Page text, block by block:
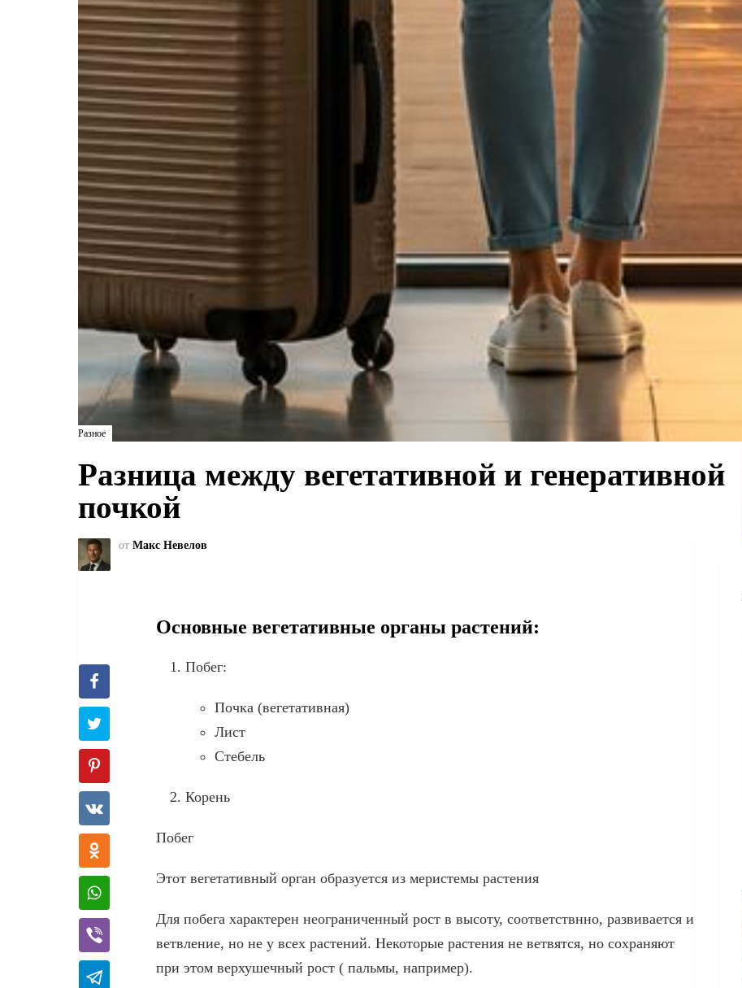
Разное
Разница между вегетативной и генеративной
почкой
от Макс Невелов
Основные вегетативные органы растений:
Побег:
Почка (вегетативная)
Лист
Стебель
Корень
Побег
Этот вегетативный орган образуется из меристемы растения
Для побега характерен неограниченный рост в высоту, соответствнно, развивается и
ветвление, но не у всех растений. Некоторые растения не ветвятся, но сохраняют
при этом верхушечный рост ( пальмы, например).